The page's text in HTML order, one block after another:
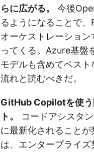
らに広がる。
今後
るようになることで
オーケストレーショ
ってくる。Azure基盤
モデルも含めてベス
流れと読むべきだ。
GitHub Copilotを使う
ト。
コードアシスタ
に最新化されること
は、エンタープライ